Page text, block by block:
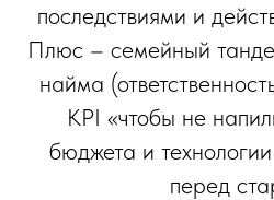
последствиями и
Плюс – семейный
найма
KPI «чтобы не
бюджета и
перед